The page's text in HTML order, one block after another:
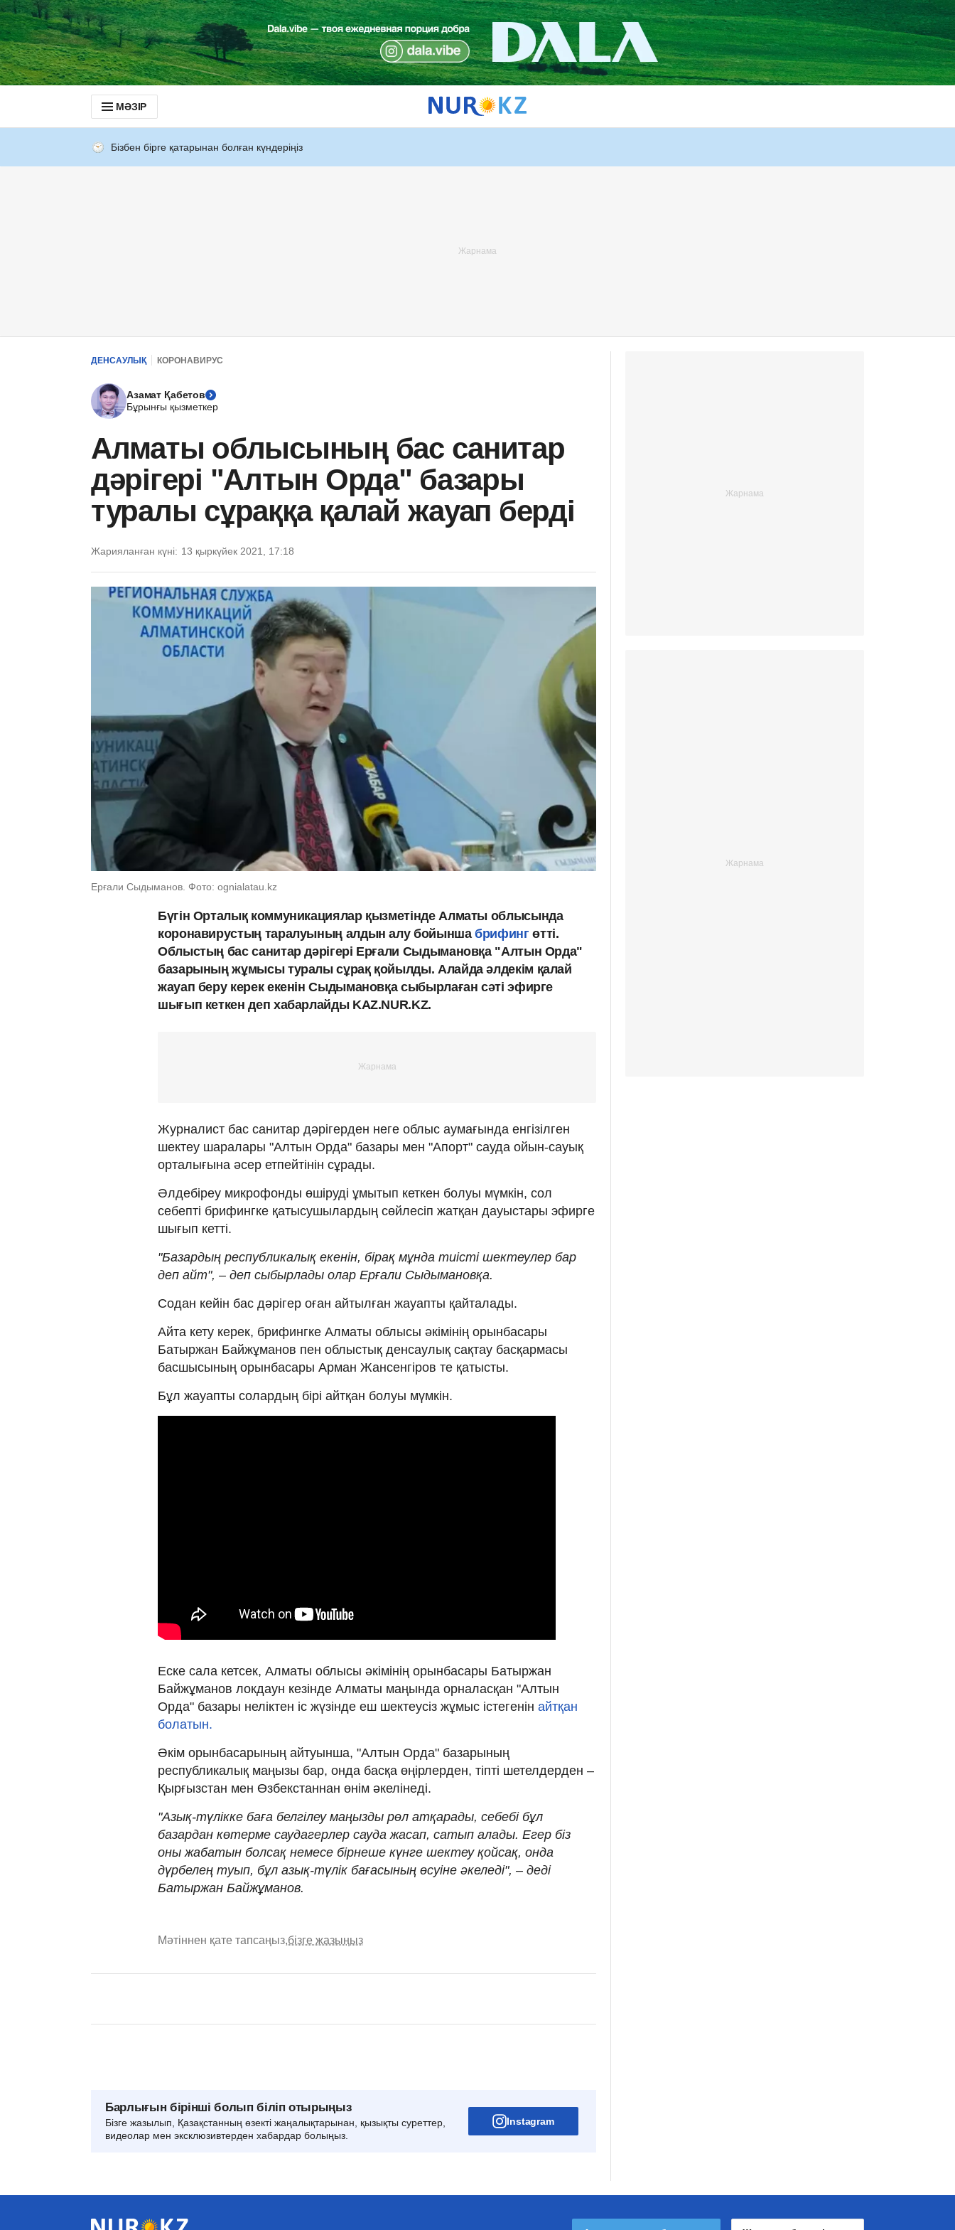
МӘЗІР
Бізбен бірге қатарынан болған күндеріңіз
ДЕНСАУЛЫҚ КОРОНАВИРУС
Азамат Қабетов
Бұрынғы қызметкер
Алматы облысының бас санитар
дәрігері "Алтын Орда" базары
туралы сұраққа қалай жауап берді
Жарияланған күні: 13 қыркүйек 2021, 17:18
Ерғали Сыдыманов. Фото: ognialatau.kz
Бүгін Орталық коммуникациялар қызметінде Алматы облысында
коронавирустың таралуының алдын алу бойыншабрифинг өтті.
Облыстың бас санитар дәрігері Ерғали Сыдымановқа "Алтын Орда"
базарының жұмысы туралы сұрақ қойылды. Алайда әлдекім қалай
жауап беру керек екенін Сыдымановқа сыбырлаған сәті эфирге
шығып кеткен деп хабарлайды KAZ.NUR.KZ.
Журналист бас санитар дәрігерден неге облыс аумағында енгізілген
шектеу шаралары "Алтын Орда" базары мен "Апорт" сауда ойын-сауық
орталығына әсер етпейтінін сұрады.
Әлдебіреу микрофонды өшіруді ұмытып кеткен болуы мүмкін, сол
себепті брифингке қатысушылардың сөйлесіп жатқан дауыстары эфирге
шығып кетті.
"Базардың республикалық екенін, бірақ мұнда тиісті шектеулер бар
деп айт", – деп сыбырлады олар Ерғали Сыдымановқа.
Содан кейін бас дәрігер оған айтылған жауапты ​​қайталады.
Айта кету керек, брифингке Алматы облысы әкімінің орынбасары
Батыржан Байжұманов пен облыстық денсаулық сақтау басқармасы
басшысының орынбасары Арман Жансенгіров те қатысты.
Бұл жауапты солардың бірі айтқан болуы мүмкін.
Еске сала кетсек, Алматы облысы әкімінің орынбасары Батыржан
Байжұманов локдаун кезінде Алматы маңында орналасқан "Алтын
Орда" базары неліктен іс жүзінде еш шектеусіз жұмыс істегенін айтқан
болатын.
Әкім орынбасарының айтуынша, "Алтын Орда" базарының
республикалық маңызы бар, онда басқа өңірлерден, тіпті шетелдерден –
Қырғызстан мен Өзбекстаннан өнім әкелінеді.
"Азық-түлікке баға белгілеу маңызды рөл атқарады, себебі бұл
базардан көтерме саудагерлер сауда жасап, сатып алады. Егер біз
оны жабатын болсақ немесе бірнеше күнге шектеу қойсақ, онда
дүрбелең туып, бұл азық-түлік бағасының өсуіне әкеледі", – деді
Батыржан Байжұманов.
Мәтіннен қате тапсаңыз,бізге жазыңыз
Барлығын бірінші болып біліп отырыңыз
Бізге жазылып, Қазақстанның өзекті жаңалықтарынан, қызықты суреттер,
видеолар мен эксклюзивтерден хабардар болыңыз.
Instagram